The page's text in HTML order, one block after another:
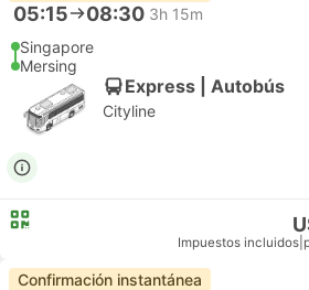
05:15 08:30 3h 15m
Singapore
Mersing
Express | Autobús
Cityline
Impuestos incluidos
Confirmación instantánea